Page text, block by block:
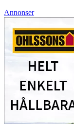
Annonser